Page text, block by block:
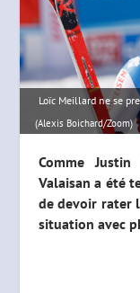
Loïc Meillard ne se
(Alexis Boichard/Zoom)
Comme
Valaisan a été
de devoir rater
situation avec